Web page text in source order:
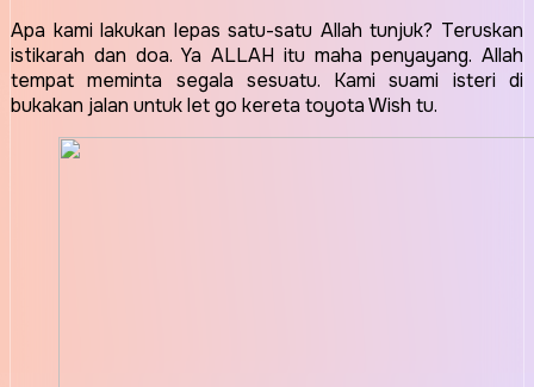
Apa kami lakukan lepas satu-satu Allah tunjuk? Teruskan
istikarah dan doa. Ya ALLAH itu maha penyayang. Allah
tempat meminta segala sesuatu. Kami suami isteri di
bukakan jalan untuk let go kereta toyota Wish tu.